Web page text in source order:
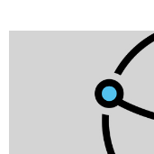
Archivio